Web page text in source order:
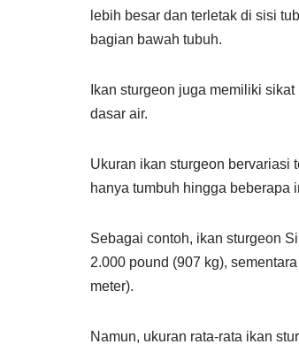
lebih besar dan terletak di sisi
bagian bawah tubuh.
Ikan sturgeon juga memiliki
dasar air.
Ukuran ikan sturgeon bervariasi
hanya tumbuh hingga beberapa
Sebagai contoh, ikan sturgeon
2.000 pound (907 kg),
meter).
Namun, ukuran rata-rata ikan